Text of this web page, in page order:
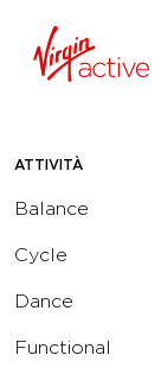
ATTIVITÀ
Balance
Cycle
Dance
Functional